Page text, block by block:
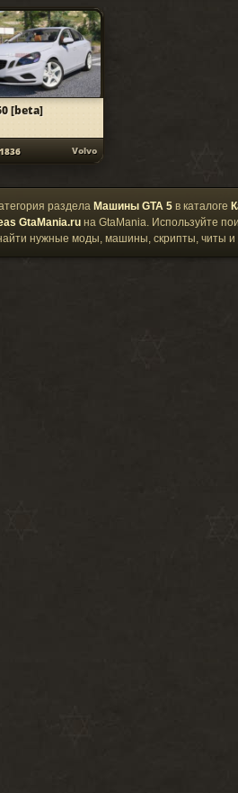
[beta]
1836 Volvo
раздела Машины GTA 5 в каталоге
GtaMania.ru на GtaMania. Используйте
нужные моды, машины, скрипты, читы и